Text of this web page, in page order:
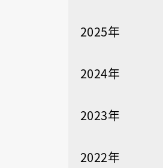
2025年
2024年
2023年
2022年